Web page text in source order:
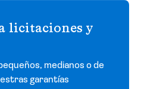
licitaciones y
medianos o de
garantías